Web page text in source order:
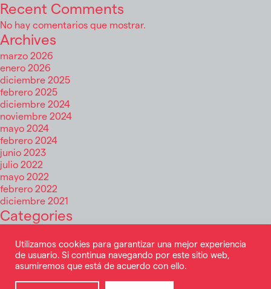
Recent Comments
No hay comentarios que mostrar.
Archives
marzo 2026
enero 2026
diciembre 2025
febrero 2025
diciembre 2024
noviembre 2024
mayo 2024
febrero 2024
junio 2023
julio 2022
mayo 2022
febrero 2022
diciembre 2021
Categories
InfraSports
Nuevas tecnologías
Utilizamos cookies para garantizar una mejor experiencia
de usuario. Si continua navegando por este sitio web,
asumiremos que está de acuerdo con ello.